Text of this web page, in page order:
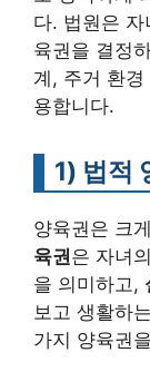
다. 법원은 자
육권을 결정
계, 주거 환
용합니다.
1) 법적
양육권은 크
육권은 자녀
을 의미하고,
보고 생활하
가지 양육권